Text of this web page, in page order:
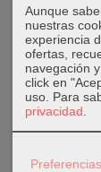
Aunque
nuestras
experiencia
ofertas,
navegación
click en
uso. Para
privacidad
Preferencias